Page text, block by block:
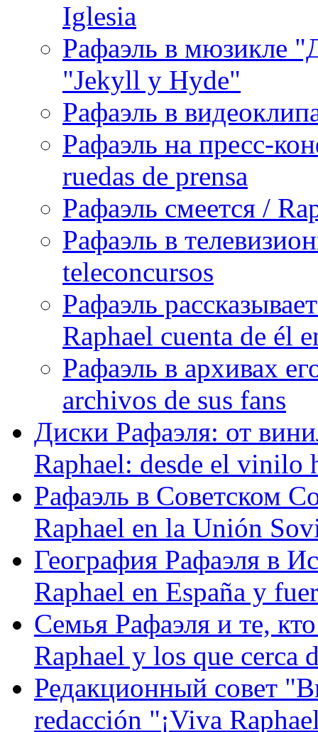
Iglesia
Рафаэль в мюзикле
"Jekyll y Hyde"
Рафаэль в
Рафаэль на пресс-
ruedas de prensa
Рафаэль смеется /
Рафаэль в
teleconcursos
Рафаэль
Raphael cuenta de él
Рафаэль в архивах
archivos de sus fans
Диски Рафаэля: от
Raphael: desde el vinilo
Рафаэль в Советском
Raphael en la Unión
География Рафаэля в
Raphael en España y
Семья Рафаэля и те,
Raphael y los que cerca
Редакционный совет
redacción "¡Viva